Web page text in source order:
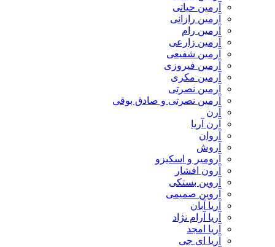
آرمین حیاتی
آرمین رازانی
آرمین رام
آرمین زارعی
آرمین شفیعی
آرمین فیروزی
آرمین مکری
آرمین نصرتی
آرمین نصرتی و صادق بوقی
آرن
آرن آریا
آروان
آروش
آرومیر و اسکیزو
آرون افشار
آروین بستکی
آروین صمیمی
آریا آبان
آریا آرام نژاد
آریا امجد
آریا ای جی